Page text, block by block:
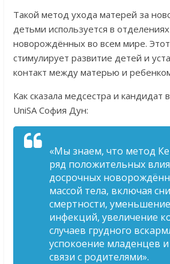
Такой метод ухода матерей за
детьми используется в
новорождённых во всем мире.
стимулирует развитие детей и
контакт между матерью и
Как сказала медсестра и кандидат
UniSA София Дун:
«Мы знаем, что метод
ряд положительных
досрочных
массой тела, включая
смертности,
инфекций, увеличение
случаев грудного
успокоение младенцев
связи с родителями».